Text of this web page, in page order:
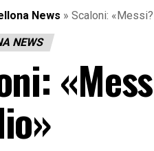
News » Scaloni:
NEWS